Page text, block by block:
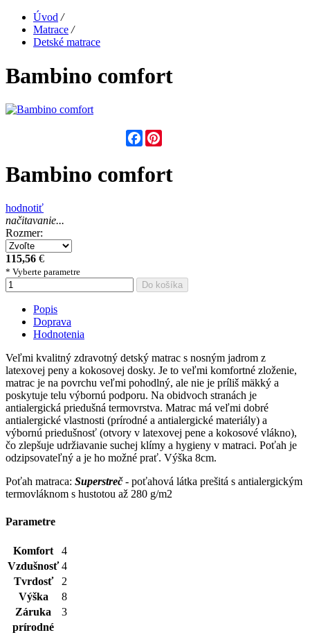
Úvod /
Matrace /
Detské matrace
Bambino comfort
Facebook
Bambino comfort
hodnotiť
načitavanie...
Rozmer:
115,56 €
* Vyberte parametre
Do košíka
Popis
Doprava
Hodnotenia
Veľmi kvalitný zdravotný detský matrac s nosným jadrom z
latexovej peny a kokosovej dosky. Je to veľmi komfortné zloženie,
matrac je na povrchu veľmi pohodlný, ale nie je príliš mäkký a
poskytuje telu výbornú podporu. Na obidvoch stranách je
antialergická priedušná termovrstva. Matrac má veľmi dobré
antialergické vlastnosti (prírodné a antialergické materiály) a
výbornú priedušnosť (otvory v latexovej pene a kokosové vlákno),
čo zlepšuje udržiavanie suchej klímy a hygieny v matraci. Poťah je
odzipsovateľný a je ho možné prať. Výška 8cm.
Poťah matraca: Superstreč - poťahová látka prešitá s antialergickým
termovláknom s hustotou až 280 g/m2
Parametre
Komfort
4
Vzdušnosť 4
Tvrdosť
2
Výška
8
Záruka
3
prírodné